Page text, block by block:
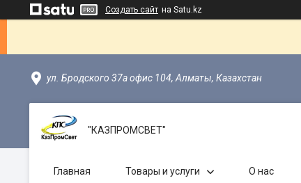
Создать сайт на Satu.kz
ул. Бродского 37а офис 104, Алматы, Казахстан
"КАЗПРОМСВЕТ"
Главная Товары и услуги О нас